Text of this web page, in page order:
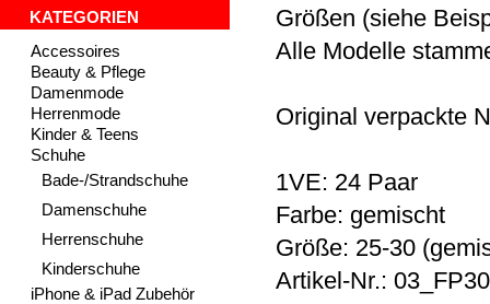
KATEGORIEN
Accessoires
Beauty & Pflege
Damenmode
Herrenmode
Kinder & Teens
Schuhe
Bade-/Strandschuhe
Damenschuhe
Herrenschuhe
Kinderschuhe
iPhone & iPad Zubehör
Größen (siehe
Alle Modelle
Original verpackte
1VE: 24 Paar
Farbe: gemischt
Größe: 25-30
Artikel-Nr.: